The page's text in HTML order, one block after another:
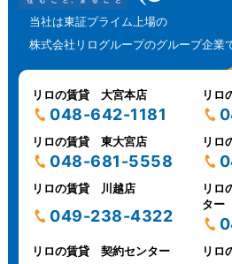
当社は東証プライム上場の
株式会社リログループのグループ企業
リロの賃貸 大宮本店
048-642-1181
リロ
リロの賃貸 東大宮店
048-681-5558
リロ
リロの賃貸 川越店
049-238-4322
リロ
ター
リロの賃貸 契約センター リロ